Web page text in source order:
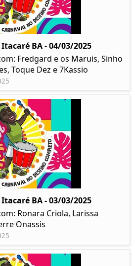
BA - 04/03/2025
Fredgard e os Maruis, Sinho
Toque Dez e 7Kassio
BA - 03/03/2025
Ronara Criola, Larissa
Onassis